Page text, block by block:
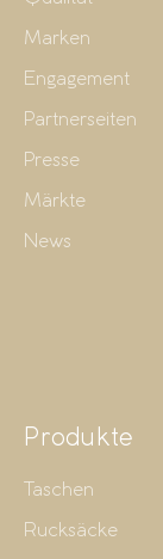
Marken
Engagement
Partnerseiten
Presse
Märkte
News
Produkte
Taschen
Rucksäcke